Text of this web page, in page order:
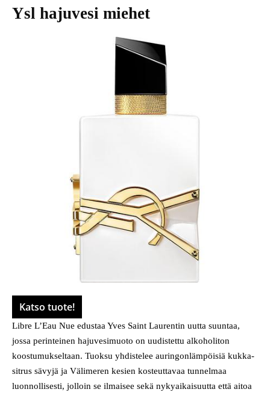
Ysl hajuvesi miehet
Katso tuote!
Libre L’Eau Nue edustaa Yves Saint Laurentin uutta suuntaa,
jossa perinteinen hajuvesimuoto on uudistettu alkoholiton
koostumukseltaan. Tuoksu yhdistelee auringonlämpöisiä kukka-
sitrus sävyjä ja Välimeren kesien kosteuttavaa tunnelmaa
luonnollisesti, jolloin se ilmaisee sekä nykyaikaisuutta että aitoa